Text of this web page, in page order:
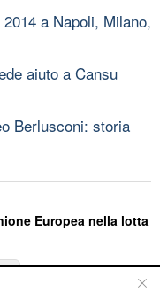
a Napoli, Milano,
aiuto a Cansu
Berlusconi: storia
Europea nella lotta